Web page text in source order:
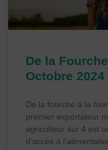
De la
Octobre 2024
De la fourche à la
premier exportateur
agriculteur sur 4 est
d’accès à